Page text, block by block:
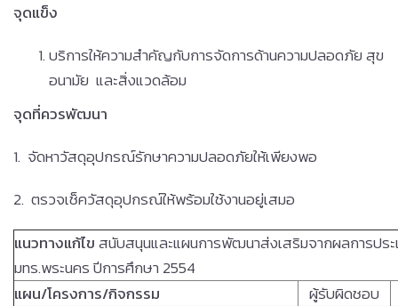
จุดแข็ง
บริการให้ความสำคัญกับการจัดการด้านความปลอดภัย สุข
อนามัย และสิ่งแวดล้อม
จุดที่ควรพัฒนา
1. จัดหาวัสดุอุปกรณ์รักษาความปลอดภัยให้เพียงพอ
2. ตรวจเช็ควัสดุอุปกรณ์ให้พร้อมใช้งานอยู่เสมอ
แนวทางแก้ไขสนับสนุนและแผนการพัฒนาส่งเสริมจากผลการประ
มทร.พระนคร ปีการศึกษา 2554
แผน/โครงการ/กิจกรรม
ผู้รับผิดชอบ